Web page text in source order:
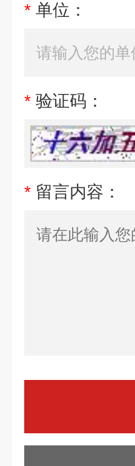
* 单位：
* 验证码：
* 留言内容：